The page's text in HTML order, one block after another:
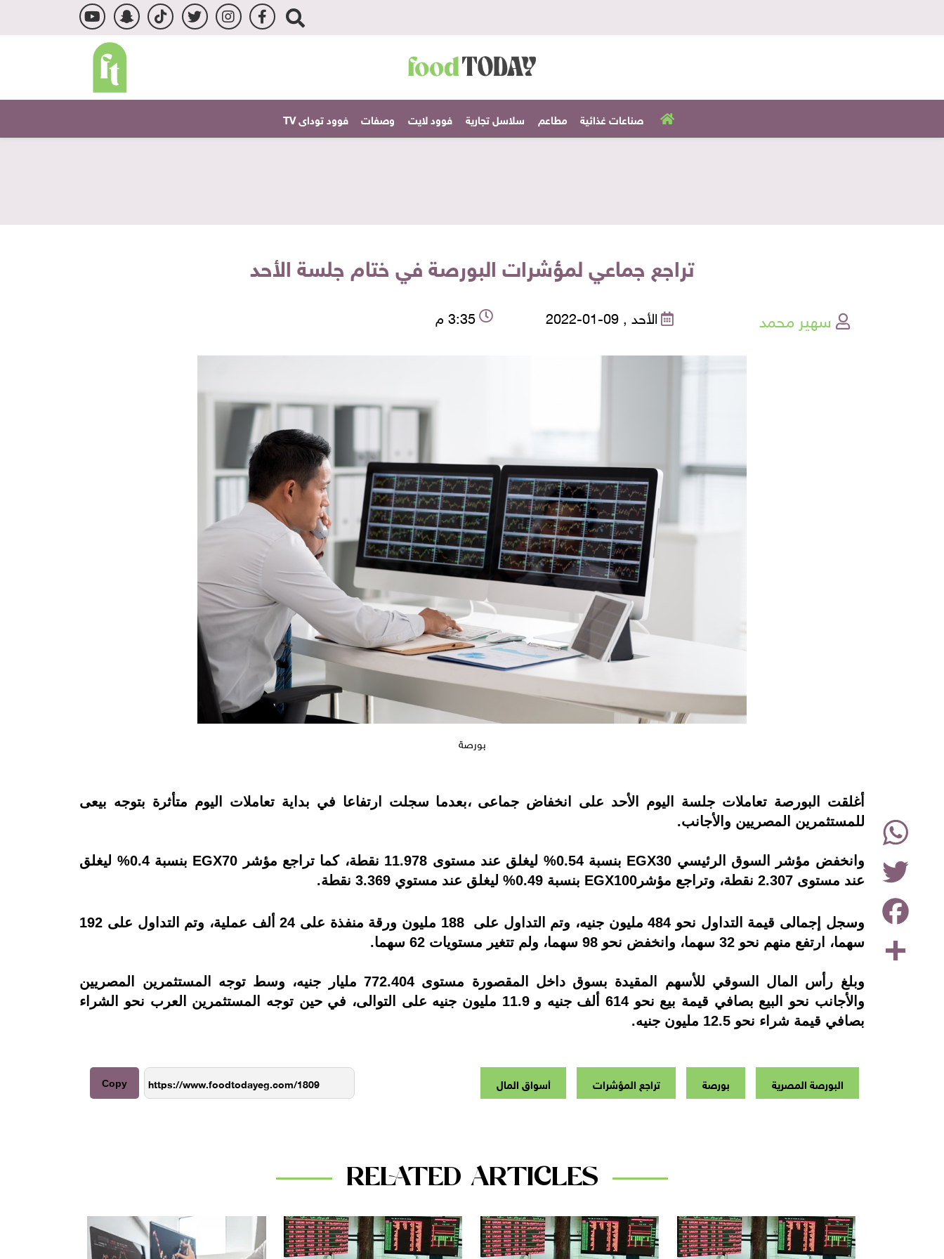
صناعات غذائية مطاعم سلاسل تجارية فوود لايت وصفات فوود توداى TV
تراجع جماعي لمؤشرات البورصة في ختام جلسة الأحد
سهير محمد الأحد , 09-01-2022 3:35 م
بورصة
Share
Facebook
Twitter
WhatsApp
أغلقت البورصة تعاملات جلسة اليوم الأحد على انخفاض جماعى ،بعدما سجلت ارتفاعا في بداية تعاملات اليوم متأثرة بتوجه بيعى
للمستثمرين المصريين والأجانب.
وانخفض مؤشر السوق الرئيسي EGX30 بنسبة 0.54% ليغلق عند مستوى 11.978 نقطة، كما تراجع مؤشر EGX70 بنسبة 0.4% ليغلق
عند مستوى 2.307 نقطة، وتراجع مؤشرEGX100 بنسبة 0.49% ليغلق عند مستوي 3.369 نقطة.
وسجل إجمالى قيمة التداول نحو 484 مليون جنيه، وتم التداول على 188 مليون ورقة منفذة على 24 ألف عملية، وتم التداول على 192
سهما، ارتفع منهم نحو 32 سهما، وانخفض نحو 98 سهما، ولم تتغير مستويات 62 سهما.
وبلغ رأس المال السوقي للأسهم المقيدة بسوق داخل المقصورة مستوى 772.404 مليار جنيه، وسط توجه المستثمرين المصريين
والأجانب نحو البيع بصافي قيمة بيع نحو 614 ألف جنيه و 11.9 مليون جنيه على التوالى، في حين توجه المستثمرين العرب نحو الشراء
بصافي قيمة شراء نحو 12.5 مليون جنيه.
البورصة المصرية بورصة تراجع المؤشرات أسواق المال Copy
RELATED ARTICLES